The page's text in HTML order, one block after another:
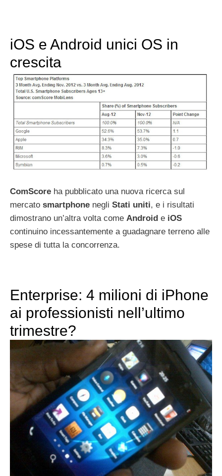
iOS e Android unici OS in
crescita
ComScore ha pubblicato una nuova ricerca sul
mercato smartphone negli Stati uniti, e i risultati
dimostrano un’altra volta come Android e iOS
continuino incessantemente a guadagnare terreno alle
spese di tutta la concorrenza.
Enterprise: 4 milioni di iPhone
ai professionisti nell’ultimo
trimestre?